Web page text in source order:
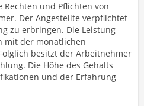
Rechten und Pflichten von
Der Angestellte verpflichtet
zu erbringen. Die Leistung
mit der monatlichen
besitzt der Arbeitnehmer
Die Höhe des Gehalts
und der Erfahrung